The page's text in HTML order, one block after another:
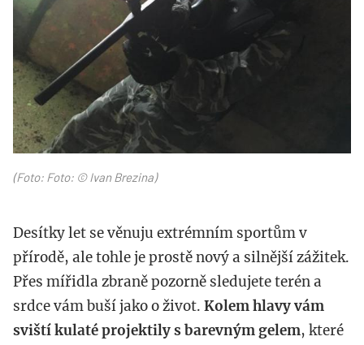
(Foto: Foto: © Ivan Brezina)
Desítky let se věnuju extrémním sportům v
přírodě, ale tohle je prostě nový a silnější zážitek.
Přes mířidla zbraně pozorně sledujete terén a
srdce vám buší jako o život. Kolem hlavy vám
sviští kulaté projektily s barevným gelem, které